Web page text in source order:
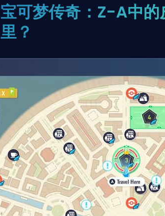
宝可梦传奇：Z-A中的
里？